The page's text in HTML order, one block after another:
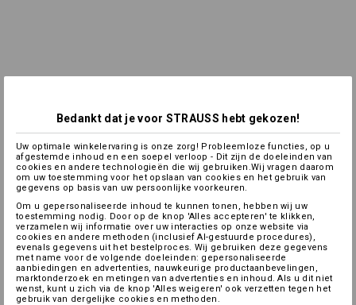
Bedankt dat je voor STRAUSS hebt gekozen!
Uw optimale winkelervaring is onze zorg! Probleemloze functies, op u
afgestemde inhoud en een soepel verloop - Dit zijn de doeleinden van
cookies en andere technologieën die wij gebruiken.Wij vragen daarom
om uw toestemming voor het opslaan van cookies en het gebruik van
gegevens op basis van uw persoonlijke voorkeuren.
Om u gepersonaliseerde inhoud te kunnen tonen, hebben wij uw
toestemming nodig. Door op de knop 'Alles accepteren' te klikken,
verzamelen wij informatie over uw interacties op onze website via
cookies en andere methoden (inclusief AI-gestuurde procedures),
evenals gegevens uit het bestelproces. Wij gebruiken deze gegevens
met name voor de volgende doeleinden: gepersonaliseerde
aanbiedingen en advertenties, nauwkeurige productaanbevelingen,
marktonderzoek en metingen van advertenties en inhoud. Als u dit niet
wenst, kunt u zich via de knop 'Alles weigeren' ook verzetten tegen het
gebruik van dergelijke cookies en methoden.